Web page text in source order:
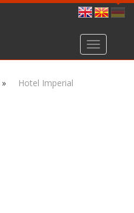
Toggle
navigation
» Hotel Imperial